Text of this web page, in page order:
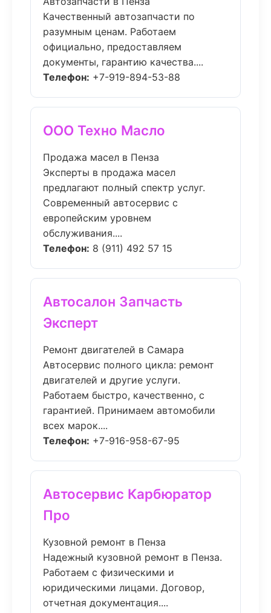
Качественный автозапчасти по
разумным ценам. Работаем
официально, предоставляем
документы, гарантию качества....
Телефон: +7-919-894-53-88
ООО Техно Масло
Продажа масел в Пенза
Эксперты в продажа масел
предлагают полный спектр услуг.
Современный автосервис с
европейским уровнем
обслуживания....
Телефон: 8 (911) 492 57 15
Автосалон Запчасть
Эксперт
Ремонт двигателей в Самара
Автосервис полного цикла: ремонт
двигателей и другие услуги.
Работаем быстро, качественно, с
гарантией. Принимаем автомобили
всех марок....
Телефон: +7-916-958-67-95
Автосервис Карбюратор
Про
Кузовной ремонт в Пенза
Надежный кузовной ремонт в Пенза.
Работаем с физическими и
юридическими лицами. Договор,
отчетная документация....